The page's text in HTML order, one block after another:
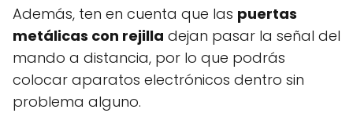
Además, ten en cuenta que las puertas
metálicas con rejilla dejan pasar la señal del
mando a distancia, por lo que podrás
colocar aparatos electrónicos dentro sin
problema alguno.